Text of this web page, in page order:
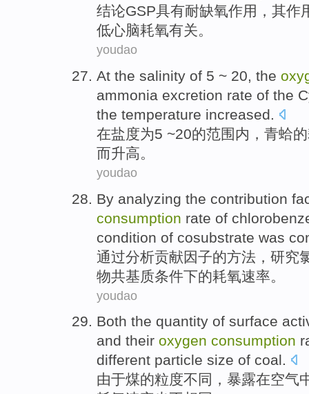
结论GSP具有耐缺氧作用 ，其作
低心脑耗氧有关。
youdao
At the salinity of 5 ~ 20, the
ammonia excretion rate of the
the temperature increased.
在盐度为5 ~20的范围内，青蛤的
而升高。
youdao
By analyzing the contribution
consumption rate of
condition of cosubstrate was
通过分析贡献因子的方法， 研究
物共基质条件下的耗氧速率 。
youdao
Both the quantity of surface
and their oxygen consumption
different particle size of coal.
由于煤的粒度不同 ， 暴露在空气